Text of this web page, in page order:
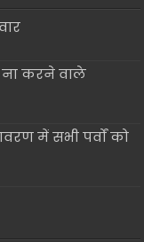
करने वाले
में सभी पर्वों को